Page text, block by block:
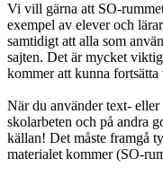
Vi vill gärna att SO-
exempel av elever och
samtidigt att alla som
sajten. Det är mycket
kommer att kunna
När du använder text-
skolarbeten och på andra
källan! Det måste framgå
materialet kommer (SO-